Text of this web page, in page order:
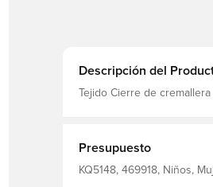
Descripción del
Tejido Cierre de
Presupuesto
KQ5148, 469918, Niños,